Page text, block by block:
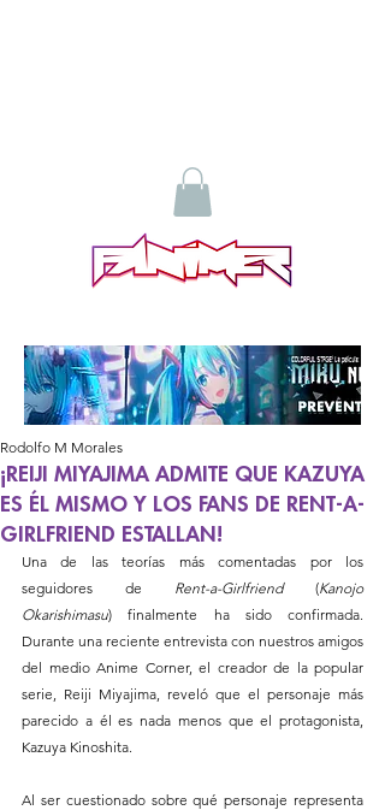
¡REIJI MIYAJIMA ADMITE QUE KAZUYA
ES ÉL MISMO Y LOS FANS DE RENT-A-
GIRLFRIEND ESTALLAN!
Rodolfo M Morales
Una de las teorías más comentadas por los
seguidores de Rent-a-Girlfriend (Kanojo
Okarishimasu) finalmente ha sido confirmada.
Durante una reciente entrevista con nuestros amigos
del medio Anime Corner, el creador de la popular
serie, Reiji Miyajima, reveló que el personaje más
parecido a él es nada menos que el protagonista,
Kazuya Kinoshita.
Al ser cuestionado sobre qué personaje representa